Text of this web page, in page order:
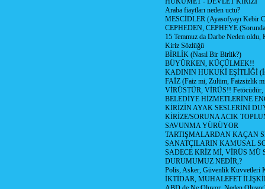
Araba fiaytları neden uctu?
MESCİDLER (Ayasofyayı Kebir
CEPHEDEN, CEPHEYE
15 Temmuz da Darbe Neden oldu,
Kiriz Sözlüğü
BİRLİK (Nasıl Bir Birlik?)
BÜYÜRKEN, KÜÇÜLMEK!!
KADININ HUKUKİ EŞİTLİĞİ
FAİZ (Faiz mi, Zulüm, Faizsizlik
VİRÜSTÜR, VİRÜS!! Fetöcüdür,
BELEDİYE HİZMETLERİNE
KİRİZİN AYAK SESLERİNİ
KİRİZE/SORUNA ACIK
SAVUNMA YÜRÜYOR
TARTIŞMALARDAN KAÇAN
SANATÇILARIN KAMUSAL
SADECE KRİZ Mİ, VİRÜS MÜ
DURUMUMUZ NEDİR,?
Polis, Asker, Güvenlik Kuvvetleri
İKTİDAR, MUHALEFET